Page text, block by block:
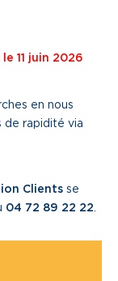
11 juin 2026
en nous
de rapidité via
Clients se
04 72 89 22 22